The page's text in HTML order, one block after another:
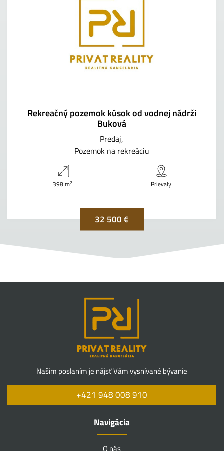
Rekreačný pozemok kúsok od vodnej nádrži
Buková
Predaj
Pozemok na rekreáciu
398 m2 Prievaly
32 500 €
Našim poslaním je nájsť Vám vysnívané bývanie
+421 948 008 910
Navigácia
O nás